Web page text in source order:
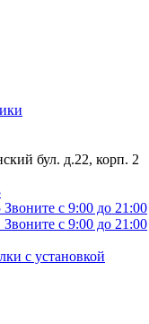
бул. д.22, корп. 2
Звоните с 9:00 до 21:00
Звоните с 9:00 до 21:00